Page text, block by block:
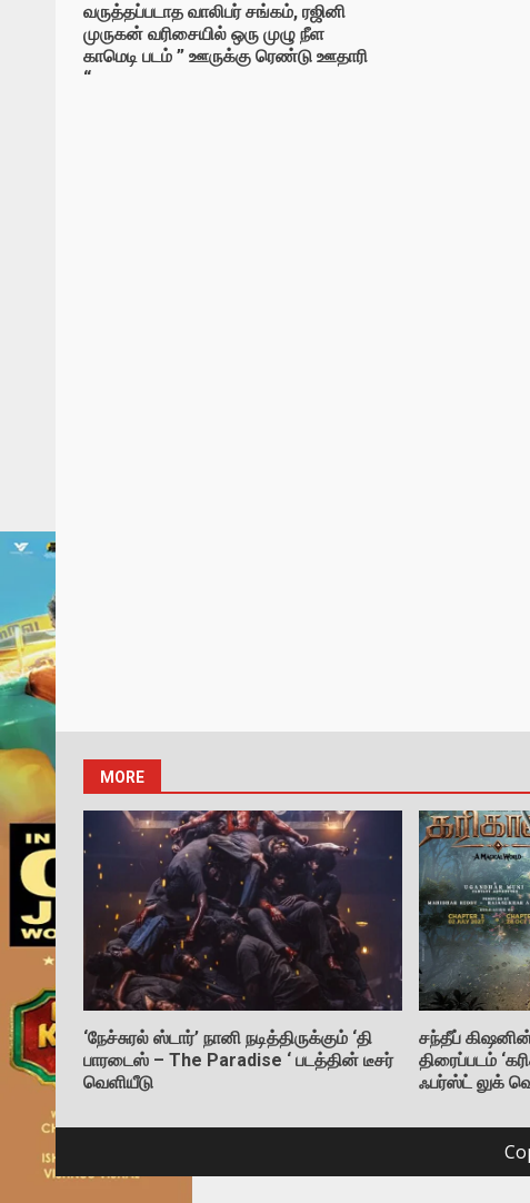
வருத்தப்படாத வாலிபர் சங்கம், ரஜினி
முருகன் வரிசையில் ஒரு முழு நீள
காமெடி படம் ” ஊருக்கு ரெண்டு ஊதாரி
“
MORE
‘நேச்சுரல் ஸ்டார்’ நானி நடித்திருக்கும் ‘தி
பாரடைஸ் – The Paradise ‘ படத்தின் டீசர்
வெளியீடு
சந்தீப்
திரைப்படம்
ஃபர்ஸ்ட் லுக்